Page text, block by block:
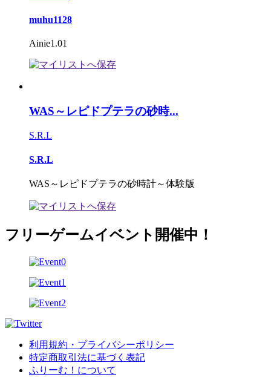
muhu1128
Ainie1.01
WAS～レピドプテラの砂時...
S.R.L
S.R.L
WAS～レピドプテラの砂時計～体験版
フリーゲームイベント開催中！
利用規約・プライバシーポリシー
特定商取引法に基づく表記
ふりーむ！について